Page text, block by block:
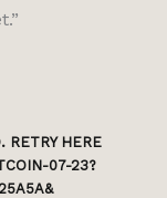
RETRY HERE
07-23?